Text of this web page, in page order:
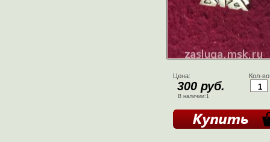
Цена:
300 руб.
В наличии:1
Кол-